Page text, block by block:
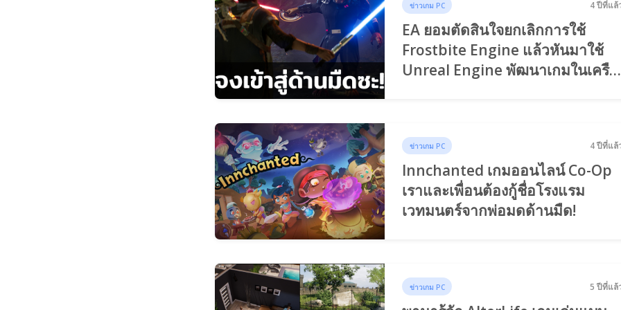
ข่าวเกม PC 4 ปีที่แล้
EA ยอมตัดสินใจยกเลิกการใช้
Frostbite Engine แล้วหันมาใช้
Unreal Engine พัฒนาเกมในเครือ
ข่าวเกม PC 4 ปีที่แล้
Innchanted เกมออนไลน์ Co-Op
เราและเพื่อนต้องกู้ชื่อโรงแรม
เวทมนตร์จากพ่อมดด้านมืด!
ข่าวเกม PC 5 ปีที่แล้